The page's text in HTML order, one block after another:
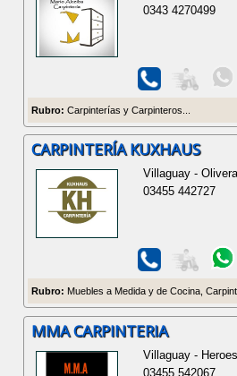
0343 4270499
Rubro: Carpinterías y Carpinteros...
CARPINTERÍA KUXHAUS
Villaguay -
03455 442727
Rubro: Muebles a Medida y de Cocina,
MMA CARPINTERIA
Villaguay -
03455 542067